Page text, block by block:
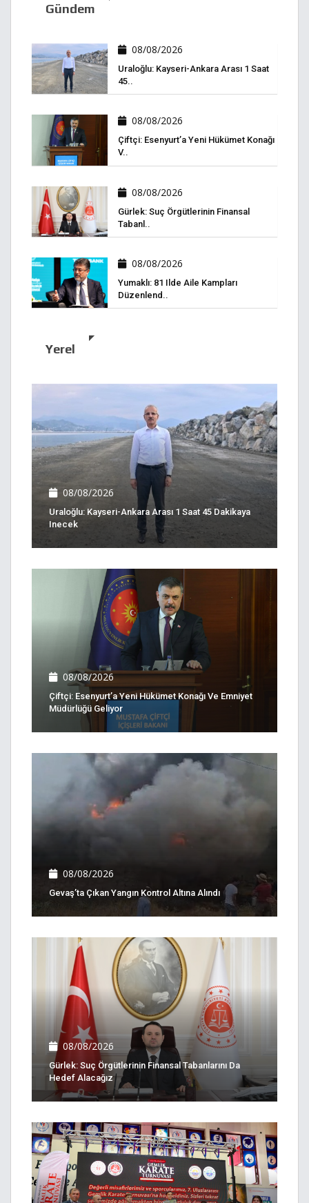
Gündem
08/08/2026
Uraloğlu: Kayseri-Ankara Arası 1 Saat
45..
08/08/2026
Çiftçi: Esenyurt’a Yeni Hükümet Konağı
V..
08/08/2026
Gürlek: Suç Örgütlerinin Finansal
Tabanl..
08/08/2026
Yumaklı: 81 Ilde Aile Kampları
Düzenlend..
Yerel
08/08/2026
Uraloğlu: Kayseri-Ankara Arası 1 Saat 45 Dakikaya
Inecek
08/08/2026
Çiftçi: Esenyurt’a Yeni Hükümet Konağı Ve Emniyet
Müdürlüğü Geliyor
08/08/2026
Gevaş’ta Çıkan Yangın Kontrol Altına Alındı
08/08/2026
Gürlek: Suç Örgütlerinin Finansal Tabanlarını Da
Hedef Alacağız